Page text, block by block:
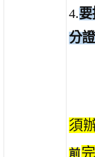
4.
分
須
前